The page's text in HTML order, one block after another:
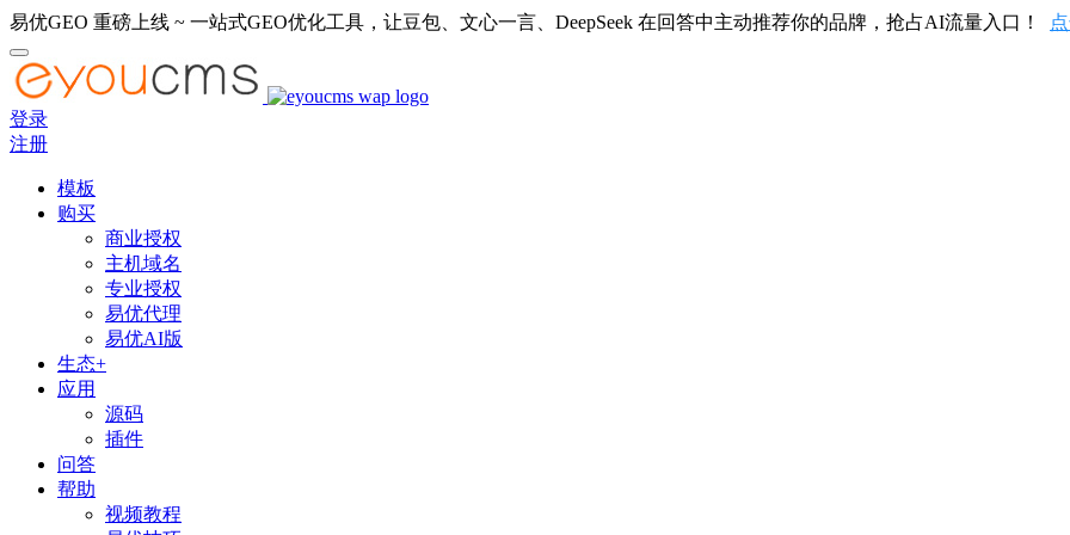
易优GEO 重磅上线 ~ 一站式GEO优化工具，让豆包、文心一言、DeepSeek 在回答中主动推荐你的品牌，抢占AI流量入口！
登录
注册
模板
购买
商业授权
主机域名
专业授权
易优代理
易优AI版
生态+
应用
源码
插件
问答
帮助
视频教程